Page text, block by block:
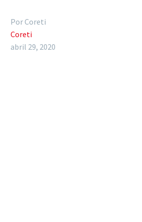
Por Coreti
Coreti
abril 29, 2020